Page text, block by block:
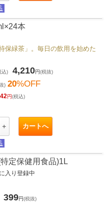
本
保緑茶」。毎日の飲用を始めた
込) 4,210円(税抜)
) 20%OFF
円(税込)
＋ カートへ
定保健用食品)1L
入り登録中
399円(税抜)